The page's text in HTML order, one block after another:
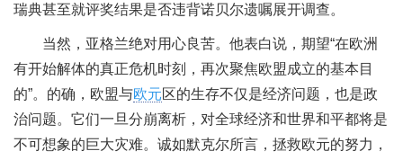
瑞典甚至就评奖结果是否违背诺贝尔遗嘱展开调查。
当然，亚格兰绝对用心良苦。他表白说，期望“在欧洲
有开始解体的真正危机时刻，再次聚焦欧盟成立的基本目
的”。的确，欧盟与欧元区的生存不仅是经济问题，也是政
治问题。它们一旦分崩离析，对全球经济和世界和平都将是
不可想象的巨大灾难。诚如默克尔所言，拯救欧元的努力，